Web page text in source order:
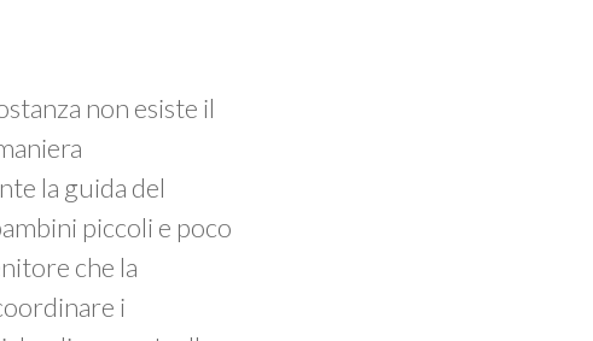
non esiste il
la guida del
piccoli e poco
che la
i